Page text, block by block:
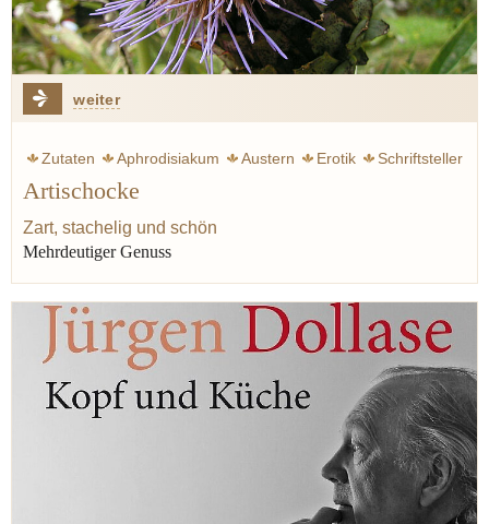
weiter
Zutaten Aphrodisiakum Austern Erotik
Schriftsteller
Artischocke
Zart, stachelig und schön
Mehrdeutiger Genuss